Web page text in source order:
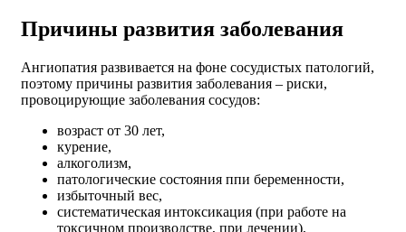
Причины развития заболевания
Ангиопатия развивается на фоне сосудистых патологий,
поэтому причины развития заболевания – риски,
провоцирующие заболевания сосудов:
возраст от 30 лет,
курение,
алкоголизм,
патологические состояния ппи беременности,
избыточный вес,
систематическая интоксикация (при работе на
токсичном производстве, при лечении),